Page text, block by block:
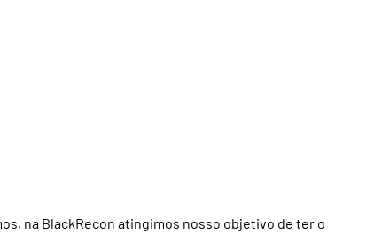
na BlackRecon atingimos nosso objetivo de ter o